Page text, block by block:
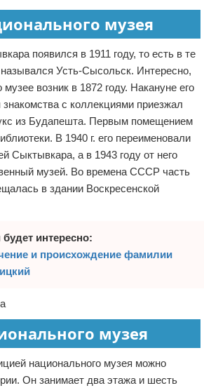
музея
появился в 1911 году, то есть в те
назывался Усть-Сысольск. Интересно,
возник в 1872 году. Накануне его
с коллекциями приезжал
из Будапешта. Первым помещением
В 1940 г. его переименовали
Сыктывкара, а в 1943 году от него
музей. Во времена СССР часть
в здании Воскресенской
интересно:
и происхождение фамилии
музея
национального музея можно
Он занимает два этажа и шесть